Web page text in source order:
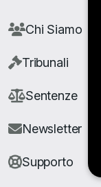
Chi Siamo
Tribunali
Sentenze
Newsletter
Supporto